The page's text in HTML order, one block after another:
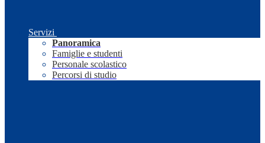
Servizi
Panoramica
Famiglie e studenti
Personale scolastico
Percorsi di studio